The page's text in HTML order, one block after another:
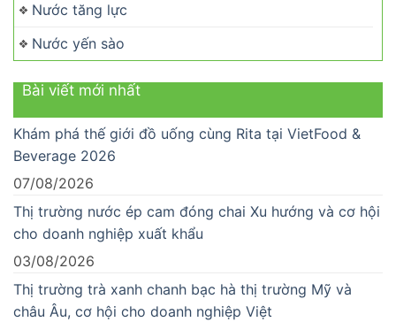
Nước tăng lực
Nước yến sào
Bài viết mới nhất
Khám phá thế giới đồ uống cùng Rita tại VietFood &
Beverage 2026
07/08/2026
Thị trường nước ép cam đóng chai Xu hướng và cơ hội
cho doanh nghiệp xuất khẩu
03/08/2026
Thị trường trà xanh chanh bạc hà thị trường Mỹ và
châu Âu, cơ hội cho doanh nghiệp Việt